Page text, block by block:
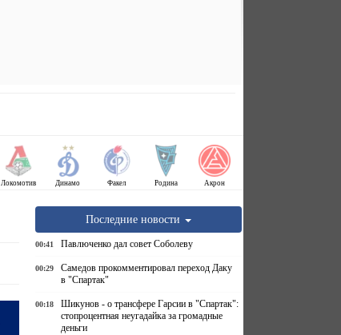
Локомотив Динамо Факел Родина Акрон
Последние новости
00:41 Павлюченко дал совет Соболеву
00:29
Самедов прокомментировал переход Даку
в "Спартак"
00:18
Шикунов - о трансфере Гарсии в "Спартак":
стопроцентная неугадайка за громадные
деньги